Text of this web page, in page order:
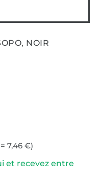
NOIR
7,46 €)
et recevez entre